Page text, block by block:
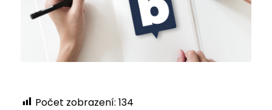
Počet zobrazení: 134